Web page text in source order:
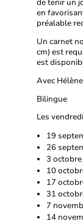
de tenir un
en
préalable
Un carnet
cm) est
est
Avec
Bilingue
Les
19
26
3 octobre
10
17
31
7
14